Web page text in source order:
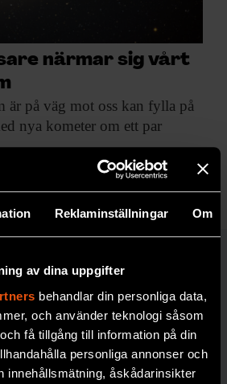
Reklaminställningar Om
av dina uppgifter
behandlar din personliga data,
och använder teknologi såsom
få tillgång till information på din
personliga annonser och
innehållsmätning, åskådarinsikter
närmar sig vårt
är på väg mot oss kan fylla på
nya kometer om ett par